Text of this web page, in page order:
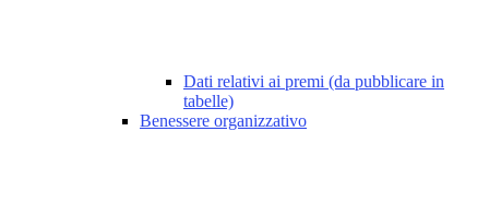
Dati relativi ai premi (da pubblicare in
tabelle)
Benessere organizzativo